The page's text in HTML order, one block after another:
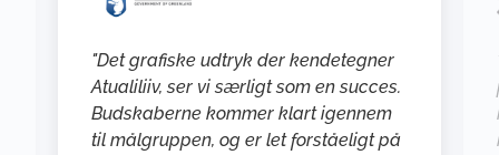
"Det grafiske udtryk der kendetegner
Atualiliiv, ser vi særligt som en succes.
Budskaberne kommer klart igennem
til målgruppen, og er let forståeligt på